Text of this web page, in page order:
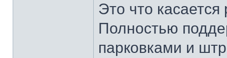
Это что
Полностью
парковками и